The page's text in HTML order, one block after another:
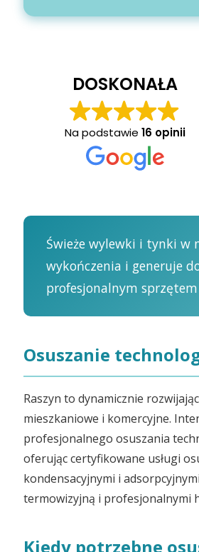
DOSKONAŁA
Na podstawie 16 opinii
Szybka reakcja i sprawna
pomoc po zalaniu.
Świeże wylewki i tynki w
wykończenia i generuje
profesjonalnym
Osuszanie
Raszyn to dynamicznie
mieszkaniowe i komercyjne.
profesjonalnego osuszania
oferując certyfikowane usługi
kondensacyjnymi i
termowizyjną i profesjonalnymi
Kiedy potrzebne